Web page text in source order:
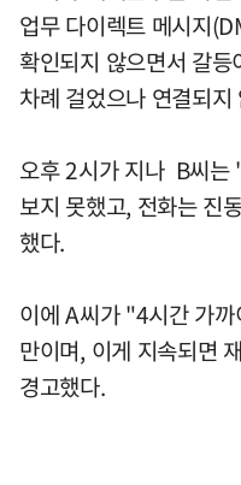
업무 다이렉트 메시지
확인되지 않으면서 갈
차례 걸었으나 연결되
오후 2시가 지나 B씨는
보지 못했고, 전화는 진
했다.
이에 A씨가 "4시간 가
만이며, 이게 지속되면
경고했다.